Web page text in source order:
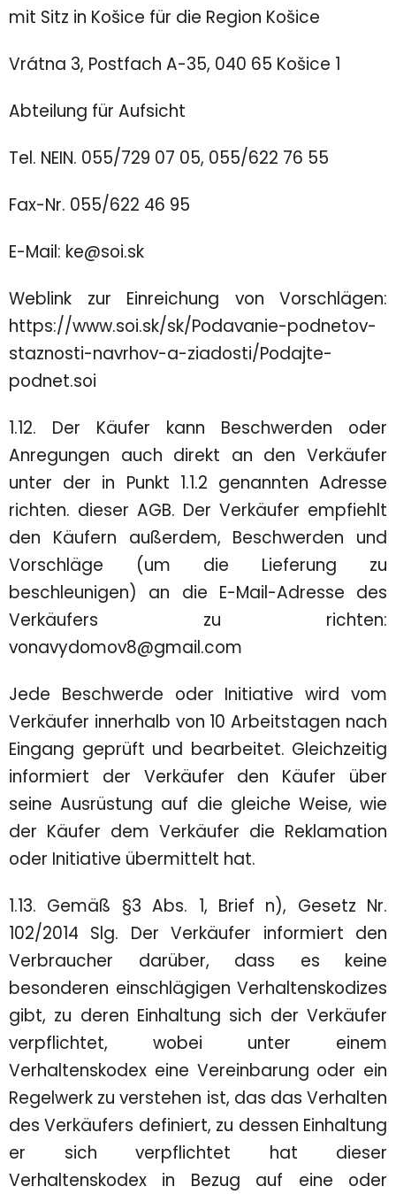
mit Sitz in Košice für die Region Košice
Vrátna 3, Postfach A-35, 040 65 Košice 1
Abteilung für Aufsicht
Tel. NEIN. 055/729 07 05, 055/622 76 55
Fax-Nr. 055/622 46 95
E-Mail: ke@soi.sk
Weblink zur Einreichung von Vorschlägen:
https://www.soi.sk/sk/Podavanie-podnetov-
staznosti-navrhov-a-ziadosti/Podajte-
podnet.soi
1.12. Der Käufer kann Beschwerden oder
Anregungen auch direkt an den Verkäufer
unter der in Punkt 1.1.2 genannten Adresse
richten. dieser AGB. Der Verkäufer empfiehlt
den Käufern außerdem, Beschwerden und
Vorschläge (um die Lieferung zu
beschleunigen) an die E-Mail-Adresse des
Verkäufers zu richten:
vonavydomov8@gmail.com
Jede Beschwerde oder Initiative wird vom
Verkäufer innerhalb von 10 Arbeitstagen nach
Eingang geprüft und bearbeitet. Gleichzeitig
informiert der Verkäufer den Käufer über
seine Ausrüstung auf die gleiche Weise, wie
der Käufer dem Verkäufer die Reklamation
oder Initiative übermittelt hat.
1.13. Gemäß §3 Abs. 1, Brief n), Gesetz Nr.
102/2014 Slg. Der Verkäufer informiert den
Verbraucher darüber, dass es keine
besonderen einschlägigen Verhaltenskodizes
gibt, zu deren Einhaltung sich der Verkäufer
verpflichtet, wobei unter einem
Verhaltenskodex eine Vereinbarung oder ein
Regelwerk zu verstehen ist, das das Verhalten
des Verkäufers definiert, zu dessen Einhaltung
er sich verpflichtet hat dieser
Verhaltenskodex in Bezug auf eine oder